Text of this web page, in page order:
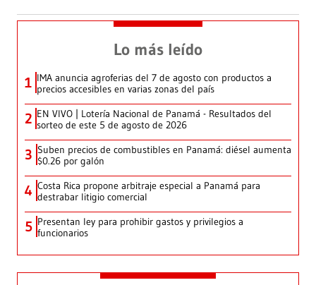
Lo más leído
1 IMA anuncia agroferias del 7 de agosto con productos a
precios accesibles en varias zonas del país
2 EN VIVO | Lotería Nacional de Panamá - Resultados del
sorteo de este 5 de agosto de 2026
3 Suben precios de combustibles en Panamá: diésel aumenta
$0.26 por galón
4 Costa Rica propone arbitraje especial a Panamá para
destrabar litigio comercial
5 Presentan ley para prohibir gastos y privilegios a
funcionarios